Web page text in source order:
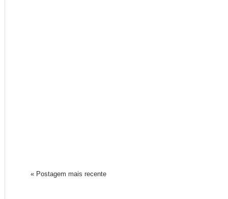
« Postagem mais recente